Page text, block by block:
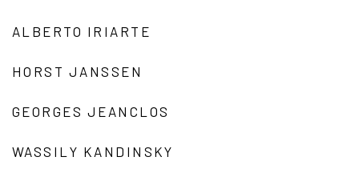
ALBERTO IRIARTE
HORST JANSSEN
GEORGES JEANCLOS
WASSILY KANDINSKY